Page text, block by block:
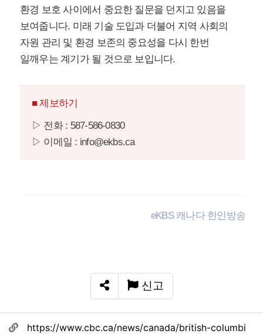
환경 보호 사이에서 중요한 질문을 던지고 있음을
보여줍니다. 미래 기술 도입과 더불어 지역 사회의
자원 관리 및 환경 보존의 중요성을 다시 한번
일깨우는 계기가 될 것으로 보입니다.
■ 제보하기
▷ 전화 : 587-586-0830
▷ 이메일 : info@ekbs.ca
eKBS 캐나다 한인방송
SNS 공유
신고
관련자료
https://www.cbc.ca/news/canada/british-columbi